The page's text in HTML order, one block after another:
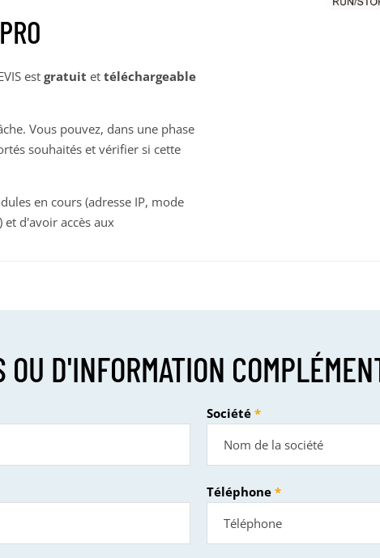
est gratuit et téléchargeable
Vous pouvez, dans une phase
souhaités et vérifier si cette
en cours (adresse IP, mode
d'avoir accès aux
D'INFORMATION
Société
Téléphone